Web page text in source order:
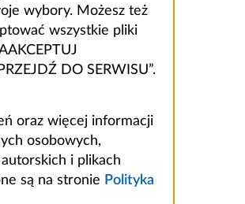
wybory. Możesz też
wszystkie pliki
DO SERWISU”.
oraz więcej informacji
osobowych,
i plikach
są na stronie Polityka